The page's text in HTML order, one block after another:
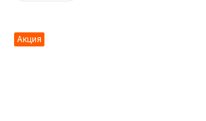
Акция